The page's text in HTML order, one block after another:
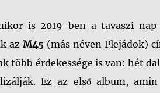
is 2019-ben a tavaszi
az M45 (más néven Plejádok)
több érdekessége is van: hét
Ez az első album,